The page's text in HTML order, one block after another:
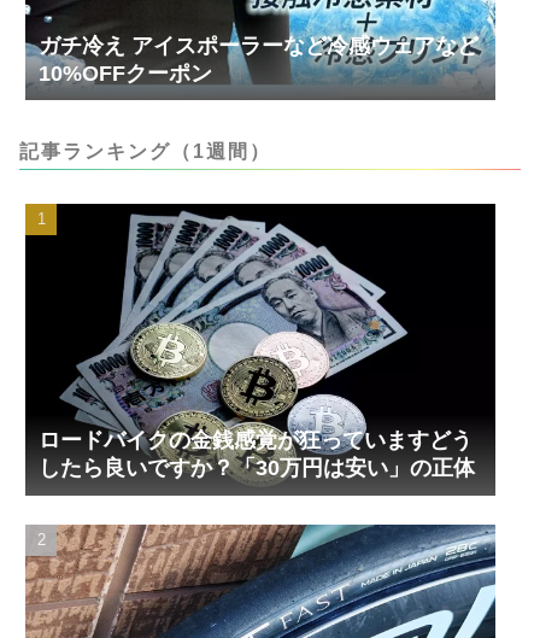
ガチ冷え アイスポーラーなど冷感ウェアなど
10%OFFクーポン
記事ランキング（1週間）
ロードバイクの金銭感覚が狂っていますどう
したら良いですか？「30万円は安い」の正体